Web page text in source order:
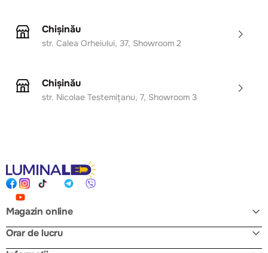
Lumină neutră 4000K – ideală pentru orice moment
al zilei;
satinat;
Construcție durabilă din metal și acril de calitate
Chișinău
str. Calea Orheiului, 37, Showroom 2
Chișinău
str. Nicolae Testemițanu, 7, Showroom 3
Magazin online
Orar de lucru